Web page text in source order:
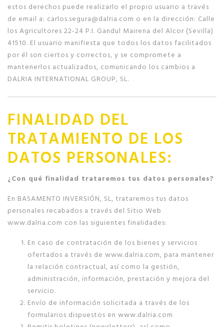
estos derechos puede realizarlo el propio usuario a través
de email a: carlos.segura@dalria.com o en la dirección: Calle
los Agricultores 22-24 P.I. Gandul Mairena del Alcor (Sevilla)
41510. El usuario manifiesta que todos los datos facilitados
por él son ciertos y correctos, y se compromete a
mantenerlos actualizados, comunicando los cambios a
DALRIA INTERNATIONAL GROUP, SL.
FINALIDAD DEL
TRATAMIENTO DE LOS
DATOS PERSONALES:
¿Con qué finalidad trataremos tus datos personales?
En BASAMENTO INVERSIÓN, SL, trataremos tus datos
personales recabados a través del Sitio Web
www.dalria.com con las siguientes finalidades:
En caso de contratación de los bienes y servicios
ofertados a través de www.dalria.com, para mantener
la relación contractual, así como la gestión,
administración, información, prestación y mejora del
servicio.
Envío de información solicitada a través de los
formularios dispuestos en www.dalria.com